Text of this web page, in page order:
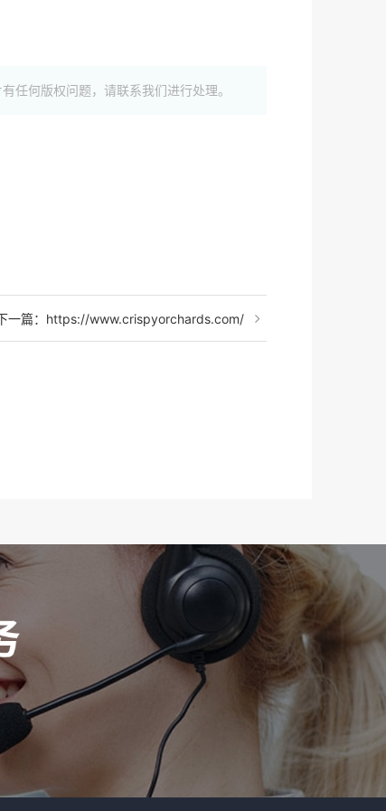
任何版权问题，请联系我们进行处理。
一篇：https://www.crispyorchards.com/